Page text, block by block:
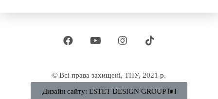
© Всі права захищені, ТНУ, 2021 р.
Дизайн сайту: ESTET DESIGN GROUP